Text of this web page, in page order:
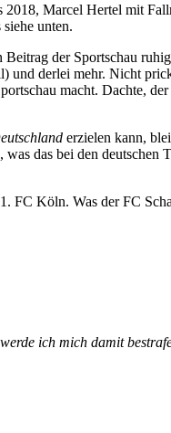
Marcel Hertel mit
unten.
der Sportschau
und derlei mehr. Nicht
macht. Dachte,
erzielen kann,
das bei den deutschen
FC Köln. Was der FC
ich mich damit